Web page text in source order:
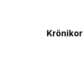
Krönikor